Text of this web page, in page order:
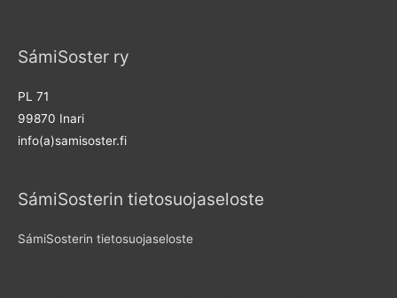
h
o
SámiSoster ry
PL 71
99870 Inari
info(a)samisoster.fi
SámiSosterin tietosuojaseloste
SámiSosterin tietosuojaseloste